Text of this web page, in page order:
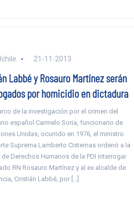
21-11-2013
Labbé y Rosauro Martínez serán
por homicidio en dictadura
de la investigación por el crimen del
español Carmelo Soria, funcionario de
Unidas, ocurrido en 1976, el ministro
Suprema Lamberto Cisternas ordenó a la
de Derechos Humanos de la PDI interrogar
RN Rosauro Martínez y al ex alcalde de
Cristián Labbé, por […]